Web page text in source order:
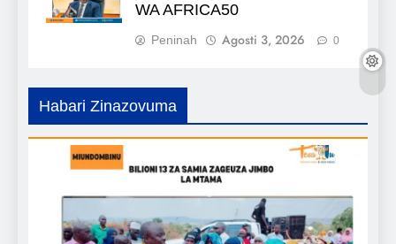
WA AFRICA50
Peninah Agosti 3, 2026 0
Habari Zinazovuma